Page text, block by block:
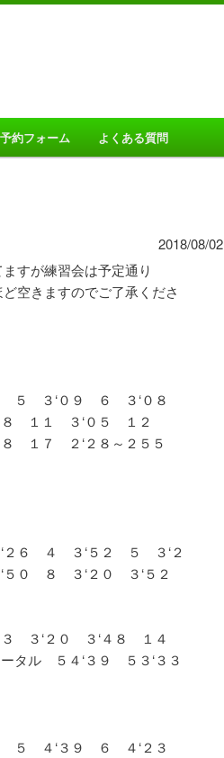
約フォーム よくある質問
2018/08/02
navigation
すが練習会は予定通り
空きますのでご了承くださ
５ ３‘０９ ６ ３‘０８
１１ ３‘０５ １２
１７ ２‘２８～２５５
６ ４ ３‘５２ ５ ３‘２
０ ８ ３‘２０ ３‘５２
３‘２０ ３‘４８ １４
ル ５４‘３９ ５３‘３３
５ ４‘３９ ６ ４‘２３